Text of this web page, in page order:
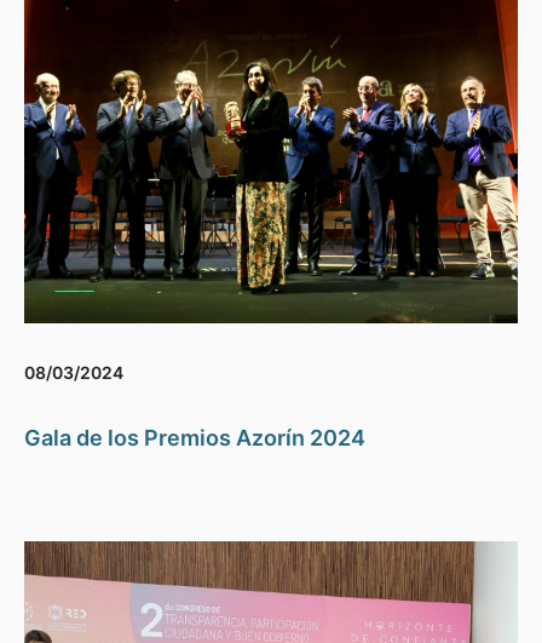
08/03/2024
Gala de los Premios Azorín 2024